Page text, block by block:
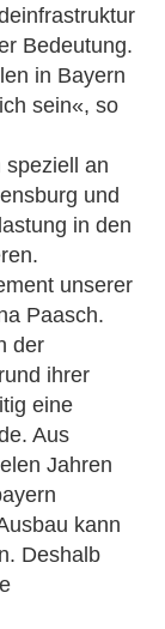
Bedeutung.
in Bayern
sein«, so
speziell an
und
in den
unserer
Paasch.
der
ihrer
eine
Aus
Jahren
kann
Deshalb